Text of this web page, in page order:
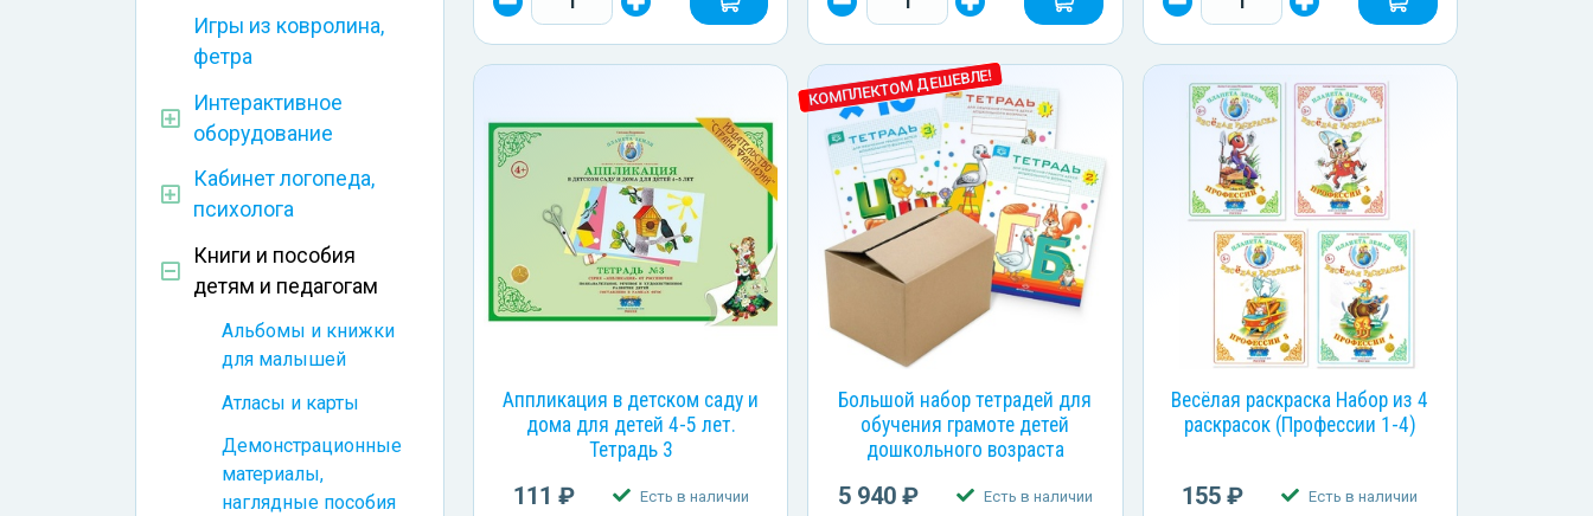
Игры из ковролина,
фетра
Интерактивное
оборудование
Кабинет логопеда,
психолога
Книги и пособия
детям и педагогам
Альбомы и книжки
для малышей
Атласы и карты
Демонстрационные
материалы,
наглядные пособия
Аппликация в детском саду и
дома для детей 4-5 лет.
Тетрадь 3
111 ₽ Есть в наличии
КОМПЛЕКТОМ ДЕШЕВЛЕ!
Большой набор тетрадей для
обучения грамоте детей
дошкольного возраста
5 940 ₽ Есть в наличии
Весёлая раскраска Набор из 4
раскрасок (Профессии 1-4)
155 ₽ Есть в наличии